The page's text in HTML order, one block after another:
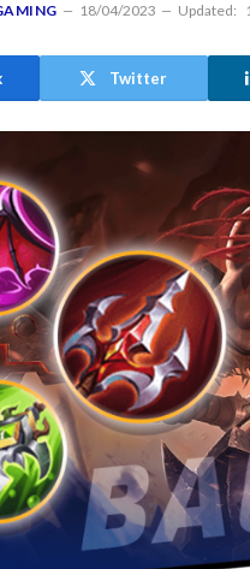
18/04/2023 Updated:
Twitter